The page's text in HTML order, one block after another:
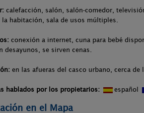
calefacción, salón, salón-comedor,
la habitación, sala de usos múltiples.
conexión a internet, cuna para bebé
desayunos, se sirven cenas.
en las afueras del casco urbano, cerca
hablados por los propietarios: español
en el Mapa